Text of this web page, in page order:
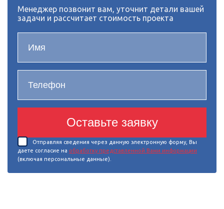
Менеджер позвонит вам, уточнит детали вашей
задачи и рассчитает стоимость проекта
Оставьте заявку
Отправляя сведения через данную электронную форму, Вы
даете согласие на обработку представленной Вами информации
(включая персональные данные).